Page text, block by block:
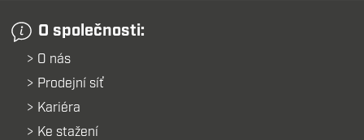
O společnosti:
O nás
Prodejní síť
Kariéra
Ke stažení